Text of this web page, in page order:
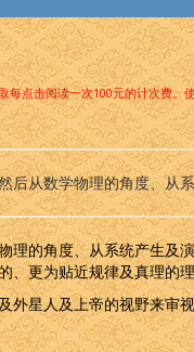
每点击阅读一次100元的计次费。
后从数学物理的角度、从
理的角度、从系统产生及
更为贴近规律及真理的理
外星人及上帝的视野来审